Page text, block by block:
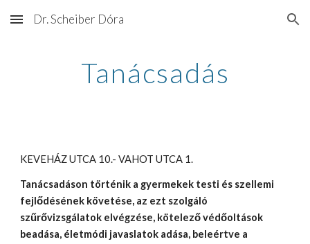
Skip to main content Skip to navigation
Dr. Scheiber Dóra
Tanácsadás
KEVEHÁZ UTCA 10.- VAHOT UTCA 1.
Tanácsadáson történik a gyermekek testi és szellemi
fejlődésének követése, az ezt szolgáló
szűrővizsgálatok elvégzése, kötelező védőoltások
beadása, életmódi javaslatok adása, beleértve a